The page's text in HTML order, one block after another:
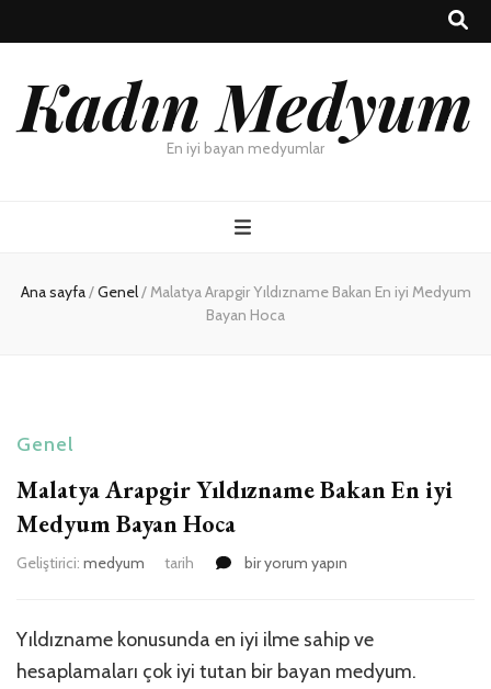
Kadın Medyum
En iyi bayan medyumlar
Ana sayfa/Genel/Malatya Arapgir Yıldızname Bakan En iyi Medyum
Bayan Hoca
Genel
Malatya Arapgir Yıldızname Bakan En iyi
Medyum Bayan Hoca
Geliştirici: medyum tarih
Malatya
Bakan
En
iyi
bir yorum yapın
Yıldızname konusunda en iyi ilme sahip ve
hesaplamaları çok iyi tutan bir bayan medyum.